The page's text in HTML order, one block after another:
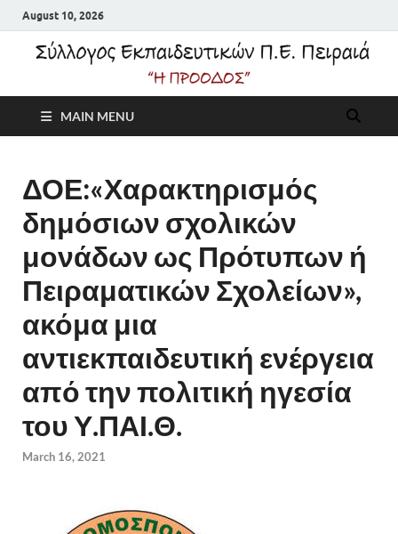
August 10, 2026
Σύλλογος
Εκπαιδευτικών Π.Ε.
Πειραιά "Η Πρόοδος"
MAIN MENU
ΔΟΕ:«Χαρακτηρισμός
δημόσιων σχολικών
μονάδων ως Πρότυπων ή
Πειραματικών Σχολείων»,
ακόμα μια
αντιεκπαιδευτική ενέργεια
από την πολιτική ηγεσία
του Υ.ΠΑΙ.Θ.
March 16, 2021